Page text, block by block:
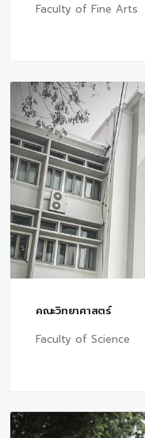
Faculty of Fine Arts
คณะวิทยาศาสตร์
Faculty of Science